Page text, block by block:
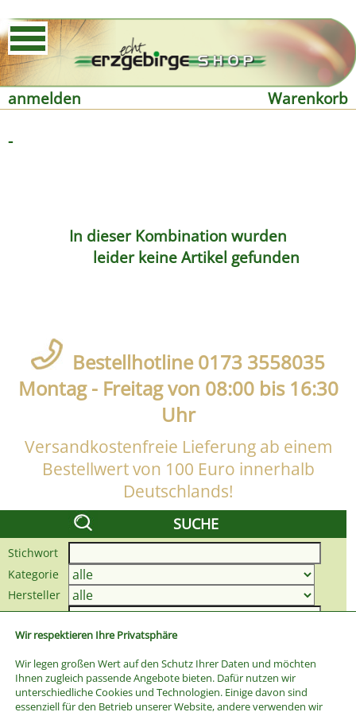
Wir respektieren Ihre Privatsphäre
Wir legen großen Wert auf den Schutz Ihrer Daten und möchten
Ihnen zugleich passende Angebote bieten. Dafür nutzen wir
unterschiedliche Cookies und Technologien. Einige davon sind
essenziell für den Betrieb unserer Website, andere verwenden wir
anmelden
Warenkorb
-
In dieser Kombination wurden
leider keine Artikel gefunden
Bestellhotline 0173 3558035
Montag - Freitag von 08:00 bis 16:30
Uhr
Versandkostenfreie Lieferung ab einem
Bestellwert von 100 Euro innerhalb
Deutschlands!
SUCHE
Stichwort
Kategorie
Hersteller
Preis bis